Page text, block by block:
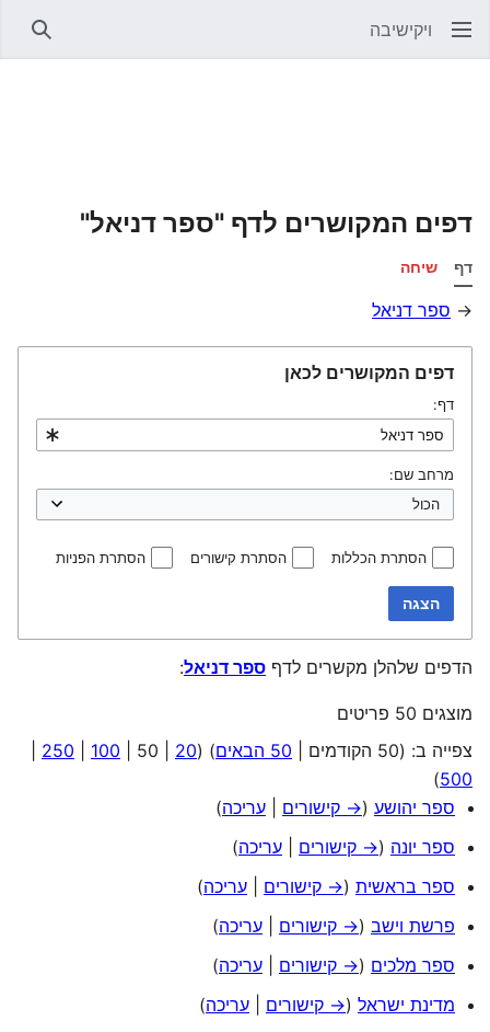
ויקישיבה
דפים המקושרים לדף "ספר דניאל"
דף שיחה
→ ספר דניאל
דפים המקושרים לכאן
דף:
מרחב שם:
הסתרת הכללות הסתרת קישורים הסתרת הפניות
הצגה
הדפים שלהלן מקשרים לדף ספר דניאל:
מוצגים 50 פריטים
צפייה ב: (50 הקודמים 50 הבאים ) (
20
50
100
250
500
)
ספר יהושע (→ קישורים עריכה)
ספר יונה (→ קישורים עריכה)
ספר בראשית (→ קישורים עריכה)
פרשת וישב (→ קישורים עריכה)
ספר מלכים (→ קישורים עריכה)
מדינת ישראל (→ קישורים עריכה)